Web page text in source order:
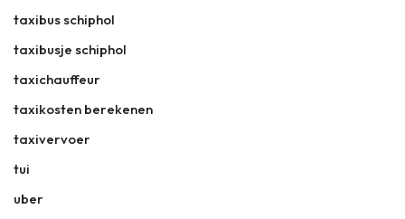
taxibus schiphol
taxibusje schiphol
taxichauffeur
taxikosten berekenen
taxivervoer
tui
uber